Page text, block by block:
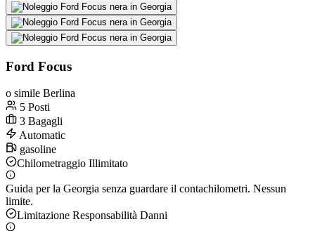
Ford Focus
o simile Berlina
5 Posti
3 Bagagli
Automatic
gasoline
Chilometraggio Illimitato
Guida per la Georgia senza guardare il contachilometri. Nessun
limite.
Limitazione Responsabilità Danni